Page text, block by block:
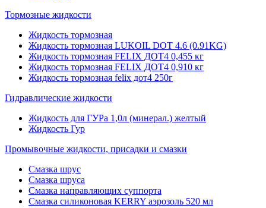
Тормозные жидкости
Жидкость тормозная
Жидкость тормозная LUKOIL DOT 4.6 (0.91KG)
Жидкость тормозная FELIX ДОТ4 0,455 кг
Жидкость тормозная FELIX ДОТ4 0,910 кг
Жидкость тормозная felix дот4 250г
Гидравлические жидкости
Жидкость для ГУРа 1,0л (минерал.) желтый
Жидкость Гур
Промывочные жидкости, присадки и смазки
Смазка шрус
Смазка шруса
Смазка направляющих суппорта
Смазка силиконовая KERRY аэрозоль 520 мл